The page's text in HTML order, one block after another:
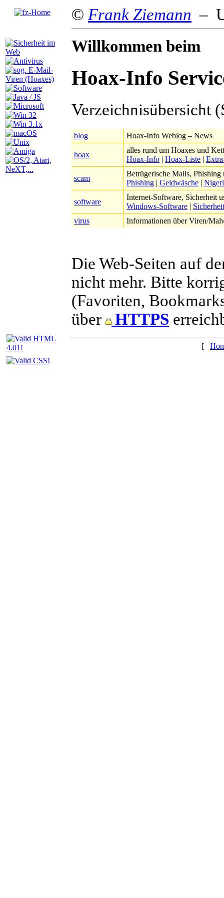
© Frank Ziemann –
Willkommen beim
Hoax-Info
Verzeichnisübersicht
blog Hoax-Info Weblog – News
hoax
alles rund um Hoaxes und
Hoax-Info | Hoax-Liste |
scam
Betrügerische Mails, Phishing
Phishing | Geldwäsche |
software
Internet-Software, Sicherheit
Windows-Software |
virus
Informationen über Viren/
Die Web-Seiten auf
nicht mehr. Bitte
(Favoriten,
über
HTTPS
[